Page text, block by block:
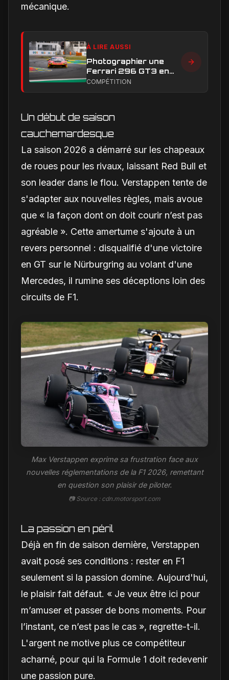
mécanique.
À LIRE AUSSI
Photographier une
Ferrari 296 GT3 en
action : construire une
COMPÉTITION
Un début de saison
cauchemardesque
La saison 2026 a démarré sur les chapeaux
de roues pour les rivaux, laissant Red Bull et
son leader dans le flou. Verstappen tente de
s'adapter aux nouvelles règles, mais avoue
que « la façon dont on doit courir n’est pas
agréable ». Cette amertume s'ajoute à un
revers personnel : disqualifié d'une victoire
en GT sur le Nürburgring au volant d'une
Mercedes, il rumine ses déceptions loin des
circuits de F1.
Max Verstappen exprime sa frustration face aux
nouvelles réglementations de la F1 2026, remettant
en question son plaisir de piloter.
📷 Source : cdn.motorsport.com
La passion en péril
Déjà en fin de saison dernière, Verstappen
avait posé ses conditions : rester en F1
seulement si la passion domine. Aujourd'hui,
le plaisir fait défaut. « Je veux être ici pour
m’amuser et passer de bons moments. Pour
l’instant, ce n’est pas le cas », regrette-t-il.
L'argent ne motive plus ce compétiteur
acharné, pour qui la Formule 1 doit redevenir
une passion pure.